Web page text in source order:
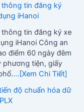
tin đăng ký
iHanoi
tin đăng ký xe
iHanoi Công an
điểm 60 ngày đêm
phương tiện, giấy
...[Xem Chi Tiết]
độ chuẩn hóa dữ